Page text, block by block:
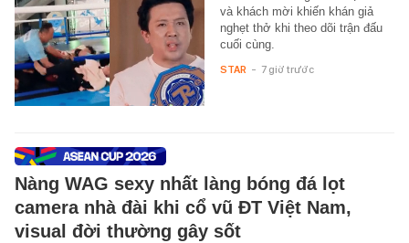
và khách mời khiến khán giả
nghẹt thở khi theo dõi trận đấu
cuối cùng.
STAR - 7 giờ trước
Nàng WAG sexy nhất làng bóng đá lọt
camera nhà đài khi cổ vũ ĐT Việt Nam,
visual đời thường gây sốt